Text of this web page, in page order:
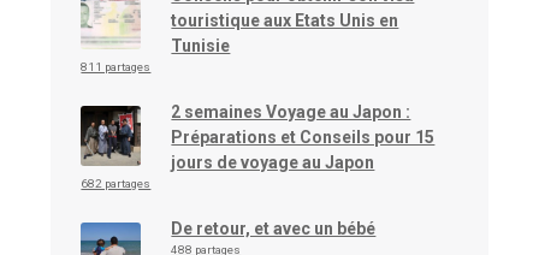
touristique aux Etats Unis en
Tunisie
811 partages
2 semaines Voyage au Japon :
Préparations et Conseils pour 15
jours de voyage au Japon
682 partages
De retour, et avec un bébé
488 partages